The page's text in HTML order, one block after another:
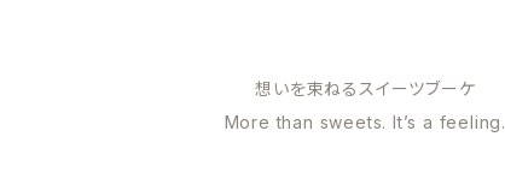
想いを束ねるスイーツブーケ
More than sweets. It’s a feeling.